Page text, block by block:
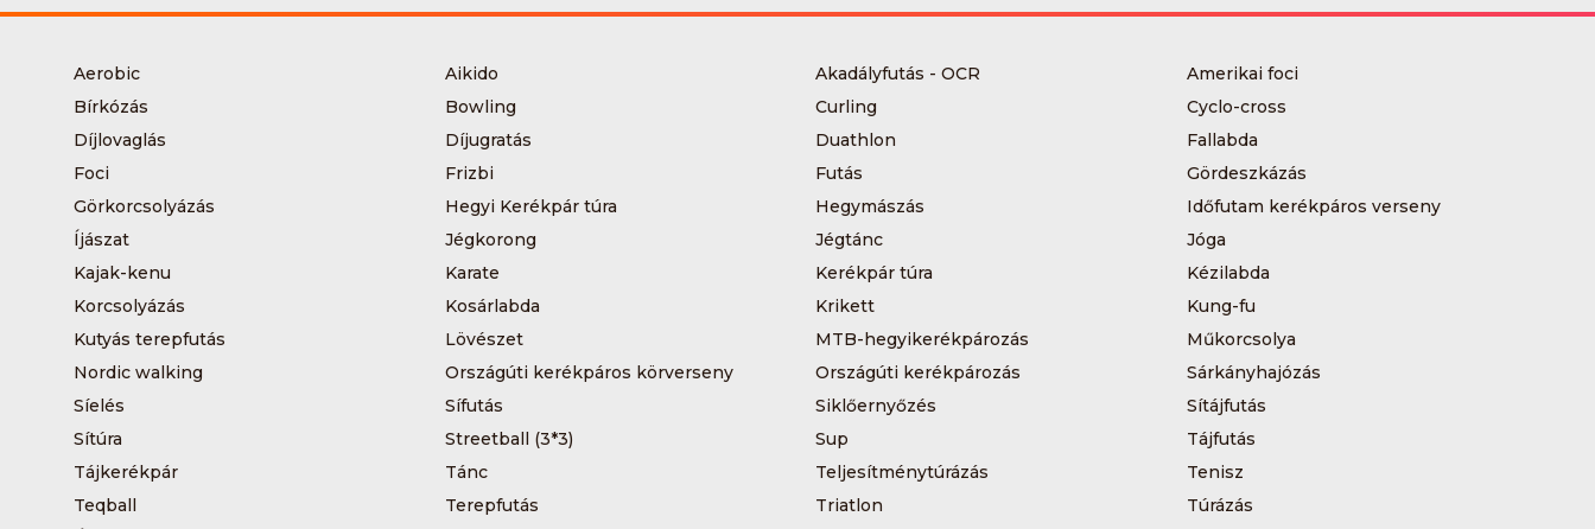
Aerobic Aikido Akadályfutás - OCR
Amerikai foci
Bírkózás
Bowling Curling
Cyclo-cross
Díjlovaglás
Díjugratás Duathlon
Fallabda
Foci
Frizbi Futás
Gördeszkázás
Görkorcsolyázás
Hegyi Kerékpár túra Hegymászás
Időfutam kerékpáros verseny
Íjászat
Jégkorong Jégtánc
Jóga
Kajak-kenu
Karate Kerékpár túra
Kézilabda
Korcsolyázás
Kosárlabda Krikett
Kung-fu
Kutyás terepfutás
Lövészet MTB-hegyikerékpározás
Műkorcsolya
Nordic walking
Országúti kerékpáros körverseny Országúti kerékpározás
Sárkányhajózás
Síelés
Sífutás Siklőernyőzés
Sítájfutás
Sítúra
Streetball (3*3) Sup
Tájfutás
Tájkerékpár
Tánc Teljesítménytúrázás
Tenisz
Teqball
Terepfutás Triatlon
Túrázás